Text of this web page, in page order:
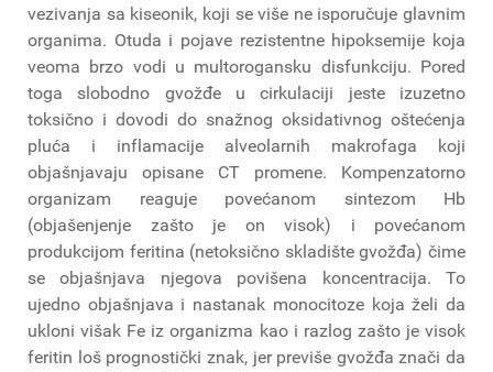
vezivanja sa kiseonik, koji se više ne isporučuje glavnim
organima. Otuda i pojave rezistentne hipoksemije koja
veoma brzo vodi u multorogansku disfunkciju. Pored
toga slobodno gvožđe u cirkulaciji jeste izuzetno
toksično i dovodi do snažnog oksidativnog oštećenja
pluća i inflamacije alveolarnih makrofaga koji
objašnjavaju opisane CT promene. Kompenzatorno
organizam reaguje povećanom sintezom Hb
(objašenjenje zašto je on visok) i povećanom
produkcijom feritina (netoksično skladište gvožđa) čime
se objašnjava njegova povišena koncentracija. To
ujedno objašnjava i nastanak monocitoze koja želi da
ukloni višak Fe iz organizma kao i razlog zašto je visok
feritin loš prognostički znak, jer previše gvožđa znači da